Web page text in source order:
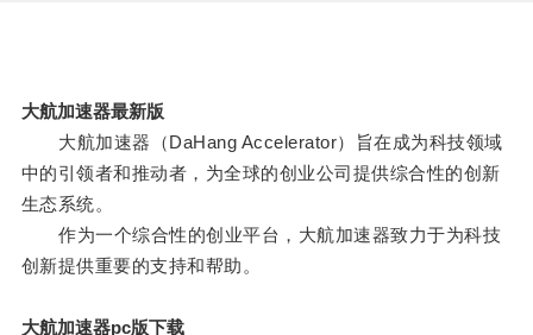
大航加速器最新版
大航加速器（DaHang Accelerator）旨在成为科技领域
中的引领者和推动者，为全球的创业公司提供综合性的创新
生态系统。
作为一个综合性的创业平台，大航加速器致力于为科技
创新提供重要的支持和帮助。
大航加速器pc版下载